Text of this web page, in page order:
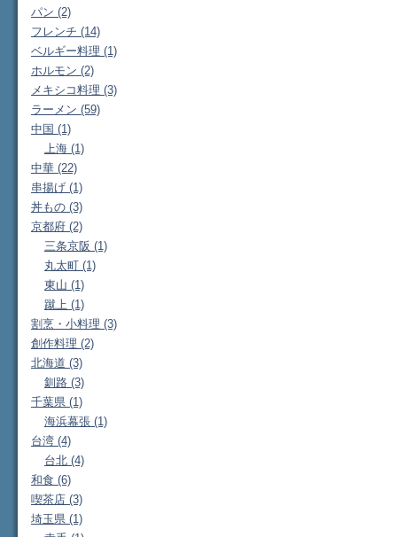
パン (2)
フレンチ (14)
ベルギー料理 (1)
ホルモン (2)
メキシコ料理 (3)
ラーメン (59)
中国 (1)
上海 (1)
中華 (22)
串揚げ (1)
丼もの (3)
京都府 (2)
三条京阪 (1)
丸太町 (1)
東山 (1)
蹴上 (1)
割烹・小料理 (3)
創作料理 (2)
北海道 (3)
釧路 (3)
千葉県 (1)
海浜幕張 (1)
台湾 (4)
台北 (4)
和食 (6)
喫茶店 (3)
埼玉県 (1)